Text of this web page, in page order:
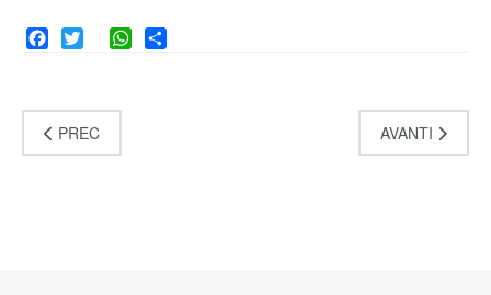
PREC AVANTI